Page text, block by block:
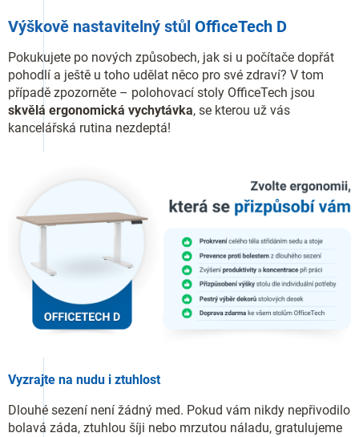
Výškově nastavitelný stůl OfficeTech D
Pokukujete po nových způsobech, jak si u počítače dopřát
pohodlí a ještě u toho udělat něco pro své zdraví? V tom
případě zpozorněte – polohovací stoly OfficeTech jsou
skvělá ergonomická vychytávka, se kterou už vás
kancelářská rutina nezdeptá!
Vyzrajte na nudu i ztuhlost
Dlouhé sezení není žádný med. Pokud vám nikdy nepřivodilo
bolavá záda, ztuhlou šíji nebo mrzutou náladu, gratulujeme